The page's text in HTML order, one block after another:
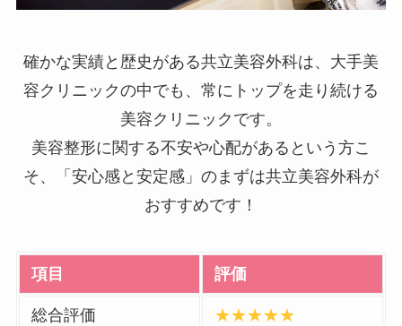
確かな実績と歴史がある共立美容外科は、大手美
容クリニックの中でも、常にトップを走り続ける
美容クリニックです。
美容整形に関する不安や心配があるという方こ
そ、「安心感と安定感」のまずは共立美容外科が
おすすめです！
項目 評価
総合評価 ★★★★★